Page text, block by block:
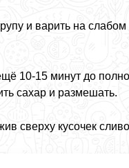
и варить на
10-15 минут до
сахар и размешать.
сверху кусочек